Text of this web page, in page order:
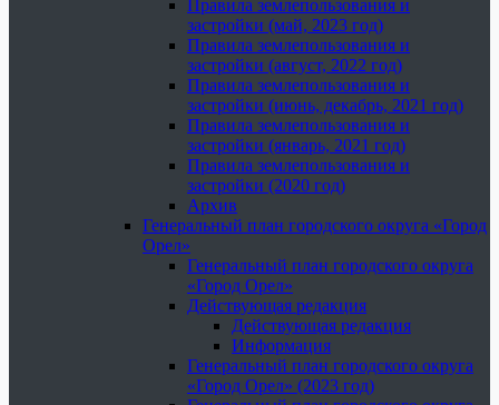
Правила землепользования и
застройки (май, 2023 год)
Правила землепользования и
застройки (август, 2022 год)
Правила землепользования и
застройки (июнь, декабрь, 2021 год)
Правила землепользования и
застройки (январь, 2021 год)
Правила землепользования и
застройки (2020 год)
Архив
Генеральный план городского округа «Город
Орел»
Генеральный план городского округа
«Город Орел»
Действующая редакция
Действующая редакция
Информация
Генеральный план городского округа
«Город Орел» (2023 год)